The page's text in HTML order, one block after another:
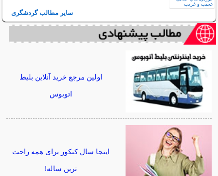
سایر مطالب گردشگری
اولین مرجع خرید آنلاین بلیط
اتوبوس
اینجا سال کنکور برای همه راحت
ترین ساله!